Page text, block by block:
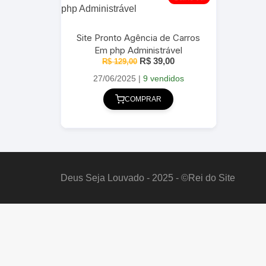
Site Pronto Agência de Carros
Em php Administrável
R$129,00 O
original
era:
R$ 129,00.
R$ 39,00O
atual
27/06/2025 | 9 vendidos
COMPRAR
Deus Seja Louvado - 2025 - ©Rei do Site